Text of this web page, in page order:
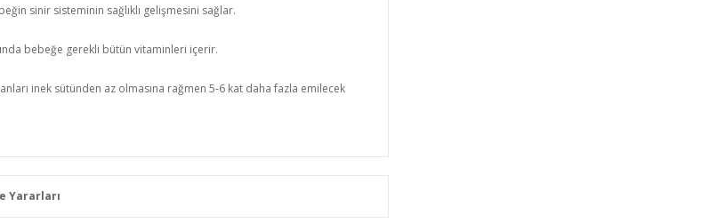
sinir sisteminin sağlıklı gelişmesini sağlar.
bebeğe gerekli bütün vitaminleri içerir.
inek sütünden az olmasına rağmen 5-6 kat daha fazla emilecek
Yararları